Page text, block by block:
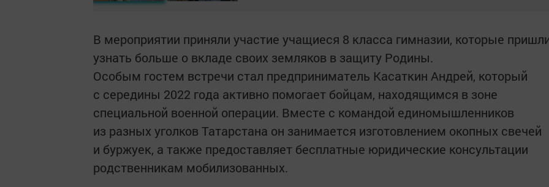
В мероприятии приняли участие учащиеся 8 класса гимназии, которые
узнать больше о вкладе своих земляков в защиту Родины.
Особым гостем встречи стал предприниматель Касаткин Андрей, который
с середины 2022 года активно помогает бойцам, находящимся в зоне
специальной военной операции. Вместе с командой единомышленников
из разных уголков Татарстана он занимается изготовлением окопных свечей
и буржуек, а также предоставляет бесплатные юридические консультации
родственникам мобилизованных.